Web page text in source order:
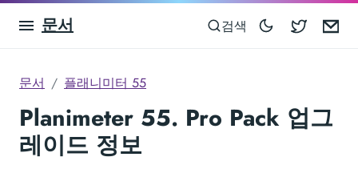
문서 검색
문서 플래니미터 55
Planimeter 55. Pro Pack 업그
레이드 정보